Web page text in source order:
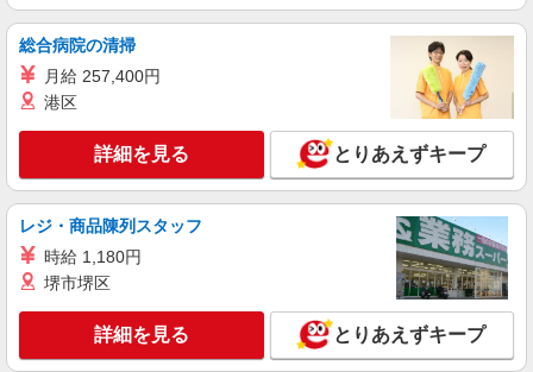
給(規定有) お友達を紹介頂くと, インセンティブ支
給(規定有) ゜・。○。・゜+゜・。○。・゜+゜
株式会社シエロ
スマホ携帯販売【ソフトバンク】
時給1400円〜1450円（経験・能力による） ※
残業代支給 ★交通費別途支給（規定あり） ゜
+゜・。○。・゜+゜・。○。・゜+゜ 入社祝い金10
万円支給(規定有) お友達を紹介頂くと, インセンテ
ィブ支給(規定有) ★月2回払い・週払い可能（規程
有）★ ゜・。○。・゜+゜・。○。・゜+゜
沖縄県豊見城市の家電量販店
キープ 詳細を見る
紹介予定派遣
株式会社シエロ
携帯販売スタッフ【softbank】
時給1400円〜1450円（経験・能力による） ※
残業代支給 ★交通費別途支給（規定あり） ゜
総合病院の清掃
月給 257,400円
港区
詳細を見る とりあえずキープ
レジ・商品陳列スタッフ
時給 1,180円
堺市堺区
詳細を見る とりあえずキープ